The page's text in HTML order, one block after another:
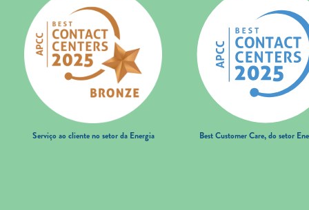
Serviço ao cliente no setor da Energia Best Customer Care, do setor